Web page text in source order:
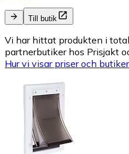
Till butik
Vi har hittat produkten i
partnerbutiker hos Prisjakt
Hur vi visar priser och